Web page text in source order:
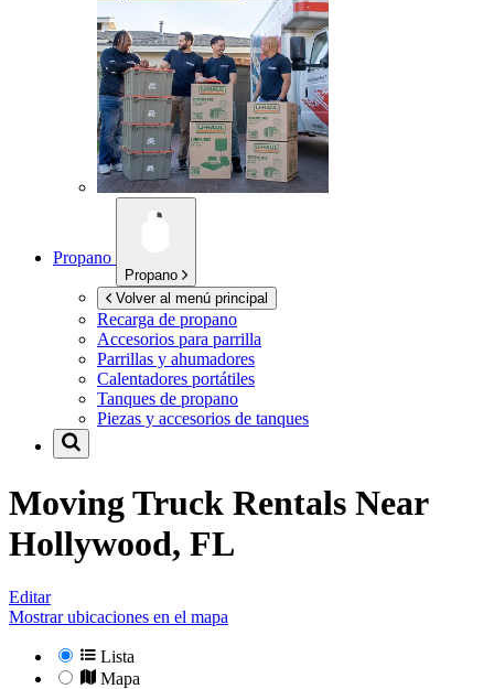
Propano
Propano
Volver al menú principal
Recarga de propano
Accesorios para parrilla
Parrillas y ahumadores
Calentadores portátiles
Tanques de propano
Piezas y accesorios de tanques
Moving Truck Rentals Near
Hollywood, FL
Editar
Mostrar ubicaciones en el mapa
Lista
Mapa